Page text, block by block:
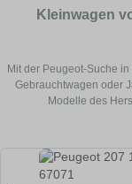
Kleinwagen
Mit der Peugeot-Suche
Gebrauchtwagen oder
Modelle des